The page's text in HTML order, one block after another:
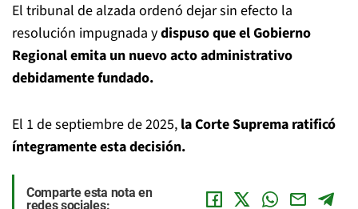
El tribunal de alzada ordenó dejar sin efecto la
resolución impugnada ydispuso que el Gobierno
Regional emita un nuevo acto administrativo
debidamente fundado.
El 1 de septiembre de 2025, la Corte Suprema ratificó
íntegramente esta decisión.
Comparte esta nota en
redes sociales: